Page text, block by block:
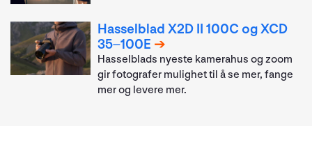
Hasselblad X2D II 100C og XCD
35–100E
Hasselblads nyeste kamerahus og zoom
gir fotografer mulighet til å se mer, fange
mer og levere mer.